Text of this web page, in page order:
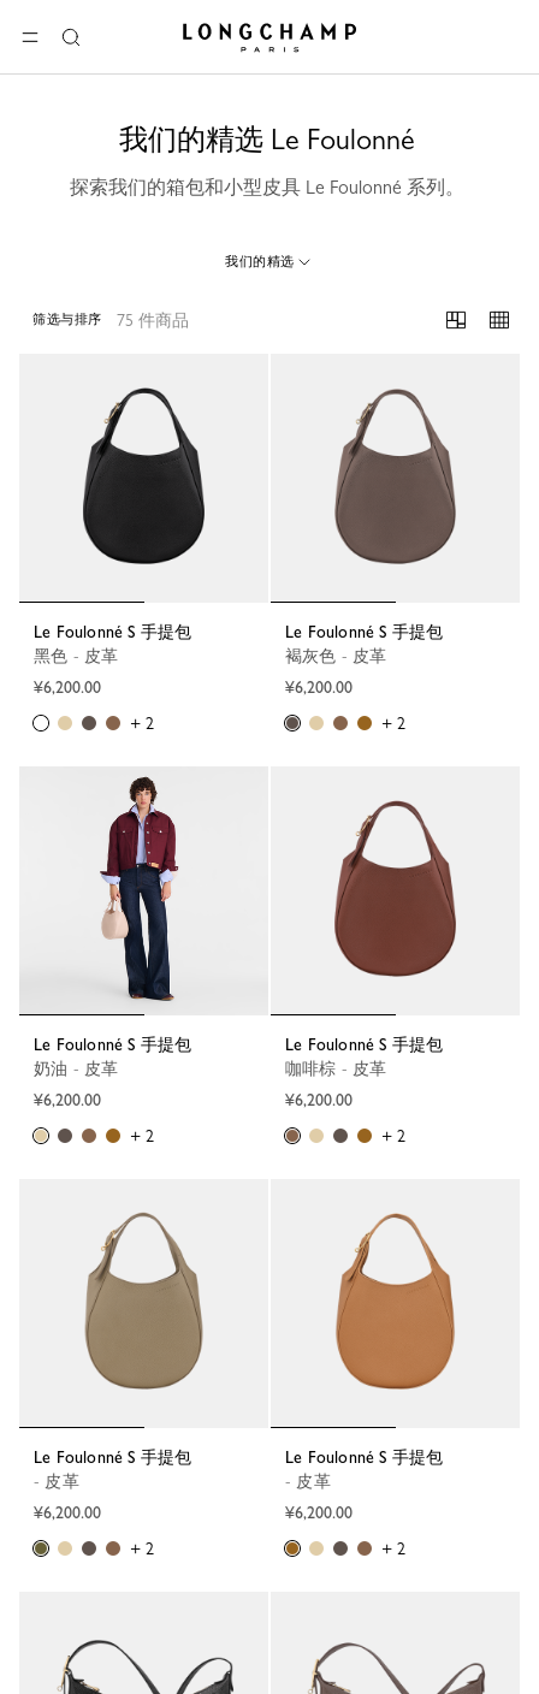
选单
搜
索
Longchamp - 主页
我们的精选 Le Foulonné
探索我们的箱包和小型皮具 Le Foulonné 系列。
我们的精选
75 件商品
筛选与排序
Le Foulonné S 手提包
黑色 - 皮革
¥6,200.00
+ 2
Le Foulonné S 手提包
褐灰色 - 皮革
¥6,200.00
+ 2
Le Foulonné S 手提包
奶油 - 皮革
¥6,200.00
+ 2
Le Foulonné S 手提包
咖啡棕 - 皮革
¥6,200.00
+ 2
Le Foulonné S 手提包
- 皮革
¥6,200.00
+ 2
Le Foulonné S 手提包
- 皮革
¥6,200.00
+ 2